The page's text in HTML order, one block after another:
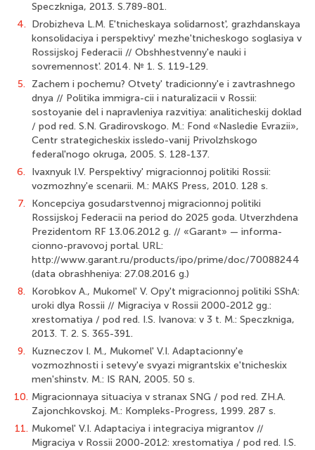
Speczkniga, 2013. S.789-801.
4. Drobizheva L.M. E'tnicheskaya solidarnost', grazhdanskaya
konsolidaciya i perspektivy' mezhe'tnicheskogo soglasiya v
Rossijskoj Federacii // Obshhestvenny'e nauki i
sovremennost'. 2014. № 1. S. 119-129.
5.
Zachem i pochemu? Otvety' tradicionny'e i zavtrashnego
dnya // Politika immigra-cii i naturalizacii v Rossii:
sostoyanie del i napravleniya razvitiya: analiticheskij doklad
/ pod red. S.N. Gradirovskogo. M.: Fond «Nasledie Evrazii»,
Centr strategicheskix issledo-vanij Privolzhskogo
federal'nogo okruga, 2005. S. 128-137.
6.
Ivaxnyuk I.V. Perspektivy' migracionnoj politiki Rossii:
vozmozhny'e scenarii. M.: MAKS Press, 2010. 128 s.
7.
Koncepciya gosudarstvennoj migracionnoj politiki
Rossijskoj Federacii na pe­riod do 2025 goda. Utverzhdena
Prezidentom RF 13.06.2012 g. // «Garant» — informa-
cionno-pravovoj portal. URL:
http://www.garant.ru/products/ipo/prime/doc/70088244
(data obrashheniya: 27.08.2016 g.)
8.
Korobkov A., Mukomel' V. Opy't migracionnoj politiki SShA:
uroki dlya Rossii // Migraciya v Rossii 2000-2012 gg.:
xrestomatiya / pod red. I.S. Ivanova: v 3 t. M.: Speczkniga,
2013. T. 2. S. 365-391.
9.
Kuzneczov I. M., Mukomel' V.I. Adaptacionny'e
vozmozhnosti i setevy'e svyazi migrantskix e'tnicheskix
men'shinstv. M.: IS RAN, 2005. 50 s.
10. Migracionnaya situaciya v stranax SNG / pod red. ZH.A.
Zajonchkovskoj. M.: Kompleks-Progress, 1999. 287 s.
11. Mukomel' V.I. Adaptaciya i integraciya migrantov //
Migraciya v Rossii 2000-­2012: xrestomatiya / pod red. I.S.